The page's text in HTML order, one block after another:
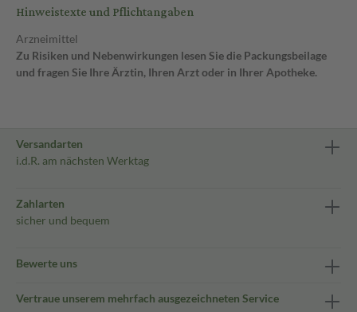
Hinweistexte und Pflichtangaben
Arzneimittel
Zu Risiken und Nebenwirkungen lesen Sie die Packungsbeilage
und fragen Sie Ihre Ärztin, Ihren Arzt oder in Ihrer Apotheke.
Versandarten
i.d.R. am nächsten Werktag
Zahlarten
sicher und bequem
Bewerte uns
Vertraue unserem mehrfach ausgezeichneten Service